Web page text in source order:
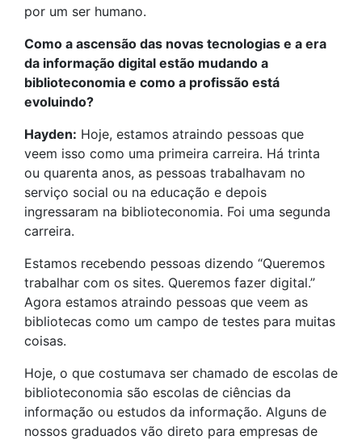
por um ser humano.
Como a ascensão das novas tecnologias e a era
da informação digital estão mudando a
biblioteconomia e como a profissão está
evoluindo?
Hayden: Hoje, estamos atraindo pessoas que
veem isso como uma primeira carreira. Há trinta
ou quarenta anos, as pessoas trabalhavam no
serviço social ou na educação e depois
ingressaram na biblioteconomia. Foi uma segunda
carreira.
Estamos recebendo pessoas dizendo “Queremos
trabalhar com os sites. Queremos fazer digital.”
Agora estamos atraindo pessoas que veem as
bibliotecas como um campo de testes para muitas
coisas.
Hoje, o que costumava ser chamado de escolas de
biblioteconomia são escolas de ciências da
informação ou estudos da informação. Alguns de
nossos graduados vão direto para empresas de